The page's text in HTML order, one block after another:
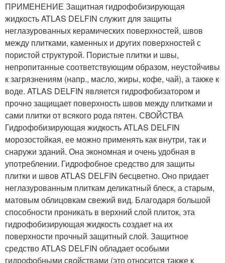
ПРИМЕНЕНИЕ Защитная гидрофобизирующая
жидкость ATLAS DELFIN служит для защиты
неглазурованных керамических поверхностей, швов
между плитками, каменных и других поверхностей с
пористой структурой. Пористые плитки и швы,
непропитанные соответствующим образом, неустойчивы
к загрязнениям (напр., масло, жиры, кофе, чай), а также к
воде. ATLAS DELFIN является гидрофобизатором и
прочно защищает поверхность швов между плитками и
сами плитки от всякого рода пятен. СВОЙСТВА
Гидрофобизирующая жидкость ATLAS DELFIN
морозостойкая, ее можно применять как внутри, так и
снаружи зданий. Она экономная и очень удобная в
употреблении. Гидрофобное средство для защиты
плитки и швов ATLAS DELFIN бесцветно. Оно придает
неглазурованным плиткам деликатный блеск, а старым,
матовым облицовкам свежий вид. Благодаря большой
способности проникать в верхний слой плиток, эта
гидрофобизирующая жидкость создает на их
поверхности прочный защитный слой. Защитное
средство ATLAS DELFIN обладает особыми
гидрофобными свойствами (это относится также к